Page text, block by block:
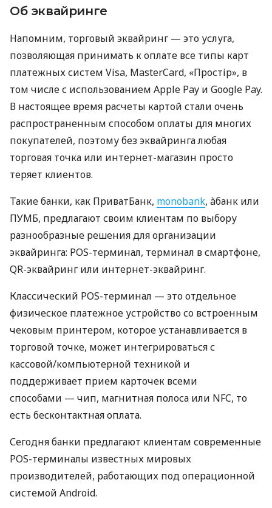
Об эквайринге
Напомним, торговый эквайринг — это услуга,
позволяющая принимать к оплате все типы карт
платежных систем Visa, MasterCard, «Простір», в
том числе с использованием Apple Pay и Google Pay.
В настоящее время расчеты картой стали очень
распространенным способом оплаты для многих
покупателей, поэтому без эквайринга любая
торговая точка или интернет-магазин просто
теряет клиентов.
Такие банки, как ПриватБанк, monobank, àбанк или
ПУМБ, предлагают своим клиентам по выбору
разнообразные решения для организации
эквайринга: POS-терминал, терминал в смартфоне,
QR-эквайринг или интернет-эквайринг.
Классический POS-терминал — это отдельное
физическое платежное устройство со встроенным
чековым принтером, которое устанавливается в
торговой точке, может интегрироваться с
кассовой/компьютерной техникой и
поддерживает прием карточек всеми
способами — чип, магнитная полоса или NFC, то
есть бесконтактная оплата.
Сегодня банки предлагают клиентам современные
POS-терминалы известных мировых
производителей, работающих под операционной
системой Android.